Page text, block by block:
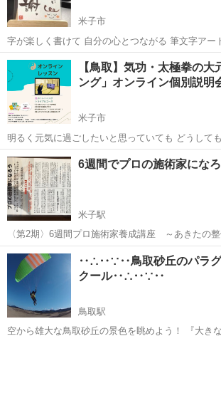
米子市
字が楽しく書けて 自分の心とつながる 筆文字アー
♪ 字が苦手な方でも大丈夫🙆‍♀️ 決まり、ルールのない自由な世界で あな
たの想いを筆文字で 表現してみませんか？ お誕生日や父の日母の日、
敬...
鳥取 米子市 その他 文字
【鳥取】気功・太極拳の大
ング」オンライン個別説明
米子市
明るく元気に過ごしたいと思っていても どうして
になってしまう・・・なんてことありませんか？
深呼吸をしてみるだけでも 気持ちが落ち着いたり
整えると自然と心も元気...
鳥取 米子市 その他 オンライン
6週間でプロの施術家にな
米子駅
〈第2期〉6週間プロ施術家養成講座 ～あきたの整体学
【３名】 このスキルを身につけるのに、知識・経験・才能は一切必要
ありません。 年齢も関係ありません。誠実でやる
鳥取 東伯郡 その他
‥∴‥∵‥鳥取砂丘のパラグ
クール‥∴‥∵‥
鳥取駅
空から雄大な鳥取砂丘の景色を眺めよう！ 『大きな砂場があり、そこ